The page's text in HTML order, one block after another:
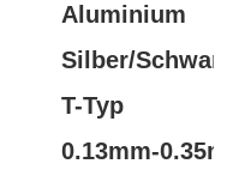
Aluminium
Silber/Schwarz
T-Typ
0.13mm-